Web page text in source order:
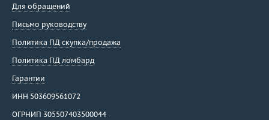
Для обращений
Письмо руководству
Политика ПД скупка/продажа
Политика ПД ломбард
Гарантии
ИНН 503609561072
ОГРНИП 305507403500044